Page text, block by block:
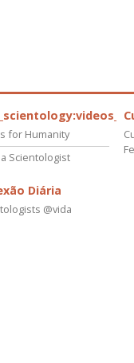
for Humanity
Scientologist
Diária
@vida